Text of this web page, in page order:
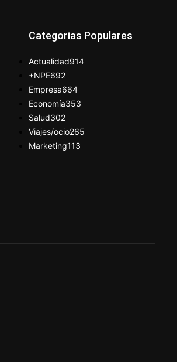
Categorias Populares
Actualidad914
+NPE692
Empresa664
Economía353
Salud302
Viajes/ocio265
Marketing113